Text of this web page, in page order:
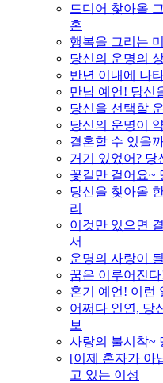
드디어 찾아올
혼
행복을 그리는
당신의 운명의
반년 이내에 나
만남 예언! 당신
당신을 선택할
당신의 운명이
결혼할 수 있을
거기 있었어?
꽃길만 걸어요~
당신을 찾아올
리
이것만 있으면
서
운명의 사랑이
꿈은 이루어진
혼기 예언! 이런
어쩌다 인연, 당
보
사랑의 불시착~
[이제 혼자가 아
고 있는 이성